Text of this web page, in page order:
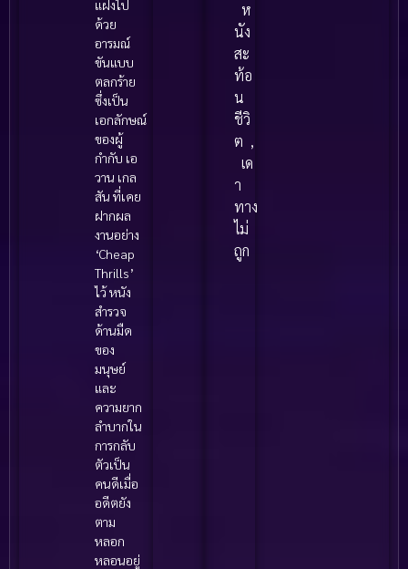
แฝงไป
ด้วย
อารมณ์
ขันแบบ
ตลกร้าย
ซึ่งเป็น
เอกลักษณ์
ของผู้
กำกับ เอ
วาน เกล
สัน ที่เคย
ฝากผล
งานอย่าง
‘Cheap
Thrills’
ไว้ หนัง
สำรวจ
ด้านมืด
ของ
มนุษย์
และ
ความยาก
ลำบากใน
การกลับ
ตัวเป็น
คนดีเมื่อ
อดีตยัง
ตาม
หลอก
หลอนอยู่
ห
นัง
สะ
ท้อ
น
ชีวิ
ต ,
เด
า
ทาง
ไม่
ถูก